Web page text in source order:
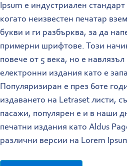
Ipsum е индустриален
когато неизвестен печатар
букви и ги разбърква, за да
примерни шрифтове. Този
повече от 5 века, но е
електронни издания като е
Популяризиран е през 60те
издаването на Letraset листи,
пасажи, популярен е и в наши
печатни издания като Aldus
различни версии на Lorem